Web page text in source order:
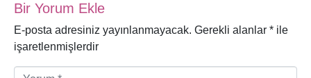
Bir Yorum Ekle
E-posta adresiniz yayınlanmayacak. Gerekli alanlar * ile
işaretlenmişlerdir